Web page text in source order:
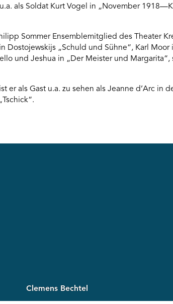
als Soldat Kurt Vogel in „November
Sommer Ensemblemitglied des Theater
Dostojewskijs „Schuld und Sühne“, Karl Moor
und Jeshua in „Der Meister und
er als Gast u.a. zu sehen als Jeanne d’Arc in
Clemens Bechtel